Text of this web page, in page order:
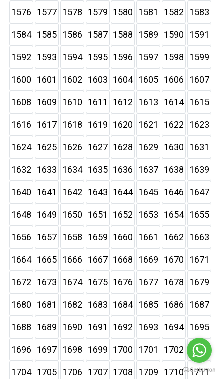
1576 1577 1578 1579 1580 1581 1582 1583
1584 1585 1586 1587 1588 1589 1590 1591
1592 1593 1594 1595 1596 1597 1598 1599
1600 1601 1602 1603 1604 1605 1606 1607
1608 1609 1610 1611 1612 1613 1614 1615
1616 1617 1618 1619 1620 1621 1622 1623
1624 1625 1626 1627 1628 1629 1630 1631
1632 1633 1634 1635 1636 1637 1638 1639
1640 1641 1642 1643 1644 1645 1646 1647
1648 1649 1650 1651 1652 1653 1654 1655
1656 1657 1658 1659 1660 1661 1662 1663
1664 1665 1666 1667 1668 1669 1670 1671
1672 1673 1674 1675 1676 1677 1678 1679
1680 1681 1682 1683 1684 1685 1686 1687
1688 1689 1690 1691 1692 1693 1694 1695
1696 1697 1698 1699 1700 1701 1702 1703
1704 1705 1706 1707 1708 1709 1710 1711